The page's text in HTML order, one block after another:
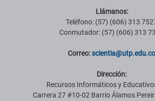
Llámanos:
Teléfono: (57) (606) 313
Conmutador: (57) (606) 313
Correo:scientia@utp.edu.co
Dirección:
Recursos Informáticos y
Carrera 27 #10-02 Barrio Álamos